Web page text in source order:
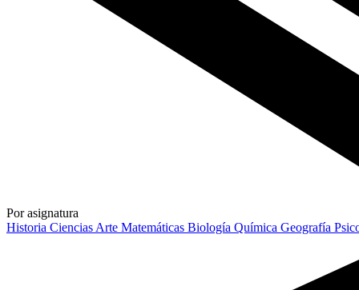
Por asignatura
Historia Ciencias Arte Matemáticas Biología Química Geografía